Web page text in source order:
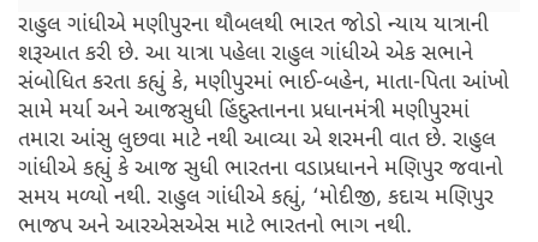
રાહુલ ગાંધીએ મણીપુરના થૌબલથી ભારત જોડો ન્યાય યાત્રાની
શરૂઆત કરી છે. આ યાત્રા પહેલા રાહુલ ગાંધીએ એક સભાને
સંબોધિત કરતા કહ્યું કે, મણીપુરમાં ભાઈ-બહેન, માતા-પિતા આંખો
સામે મર્યા અને આજસુધી હિંદુસ્તાનના પ્રધાનમંત્રી મણીપુરમાં
તમારા આંસુ લુછવા માટે નથી આવ્યા એ શરમની વાત છે. રાહુલ
ગાંધીએ કહ્યું કે આજ સુધી ભારતના વડાપ્રધાનને મણિપુર જવાનો
સમય મળ્યો નથી. રાહુલ ગાંધીએ કહ્યું, ‘મોદીજી, કદાચ મણિપુર
ભાજપ અને આરએસએસ માટે ભારતનો ભાગ નથી.